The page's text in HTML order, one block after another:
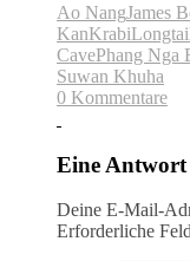
Ao NangJames
KanKrabi
CavePhang Nga
Suwan Khuha
0 Kommentare
Eine Antwort
Deine E-Mail-
Erforderliche